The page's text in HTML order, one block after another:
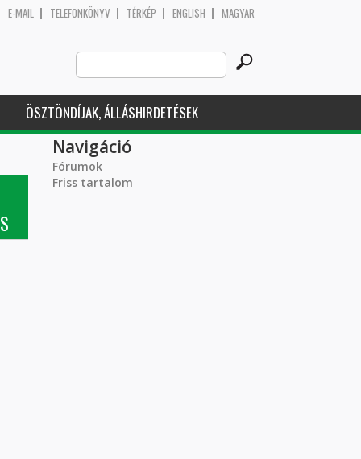
E-MAIL TELEFONKÖNYV TÉRKÉP ENGLISH MAGYAR
Search
this
site
ÖSZTÖNDÍJAK, ÁLLÁSHIRDETÉSEK
Navigáció
Fórumok
Friss tartalom